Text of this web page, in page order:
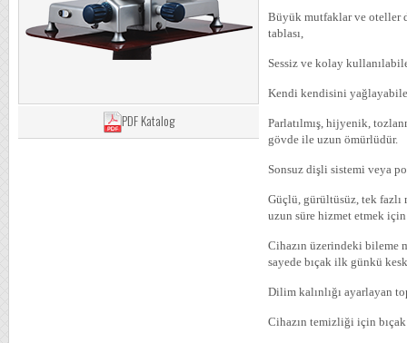
PDF Katalog
Büyük mutfaklar ve oteller
tablası,
Sessiz ve kolay
Kendi kendisini
Parlatılmış, hijyenik,
gövde ile uzun ömürlüdür.
Sonsuz dişli sistemi veya
Güçlü, gürültüsüz, tek fazlı
uzun süre hizmet etmek için
Cihazın üzerindeki bileme
sayede bıçak ilk günkü
Dilim kalınlığı ayarlayan
Cihazın temizliği için